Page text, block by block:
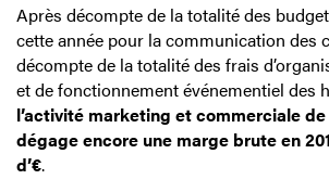
Après décompte de la totalité des
cette année pour la communication des
décompte de la totalité des frais
et de fonctionnement événementiel des
l’activité marketing et commerciale
dégage encore une marge brute en
d’€.